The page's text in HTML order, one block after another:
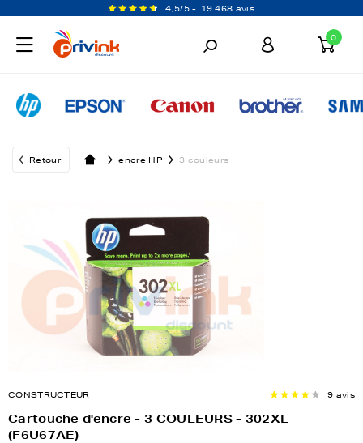
4,5/5 - 19 468 avis
0
Retour encre HP 3 couleurs
CONSTRUCTEUR 9 avis
Cartouche d'encre - 3 COULEURS - 302XL
(F6U67AE)